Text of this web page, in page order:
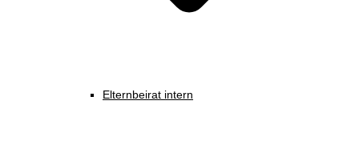
Elternbeirat intern